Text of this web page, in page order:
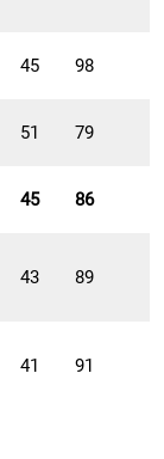
45 98
51 79
45 86
43 89
41 91